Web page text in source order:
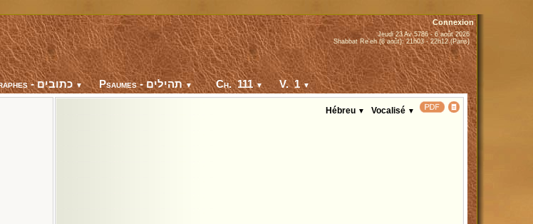
Connexion
Jeudi 23 Av 5786 - 6 août 2026
Shabbat Re'eh (8 août): 21h03 - 22h12 (Paris)
Hagiographes - כתובים▼ Psaumes - תהילים▼ Ch. 111▼ V. 1▼
Hébreu ▼ Vocalisé ▼